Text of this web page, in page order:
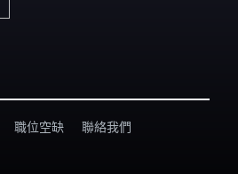
職位空缺 聯絡我們